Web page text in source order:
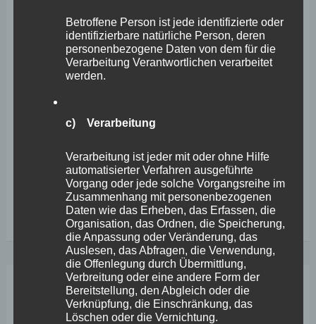
Sondersitzung zur Feststellung der Anwendbarkeit von
§28a Abs. 1 bis 6 des Infektionschutzgegsetzes (IfSG)
der Landesregierung Rheinland-Pfalz die
Rechtsgrundlage an die Hand gegeben, nach der diese
nun Corona-Regeln treffen kann. Stephan Wefelscheid,
MdL, Parlamentarischer Geschäftsführer der FREIE
Antrag ebenso wie SPD, Grüne,
Plenarsitzung
Wefelscheid
Weiterlesen
Betroffene Person ist jede identifizierte oder
identifizierbare natürliche Person, deren
personenbezogene Daten von dem für die
Verarbeitung Verantwortlichen verarbeitet
werden.
c) Verarbeitung
Verarbeitung ist jeder mit oder ohne Hilfe
automatisierter Verfahren ausgeführte
Vorgang oder jede solche Vorgangsreihe im
Zusammenhang mit personenbezogenen
Daten wie das Erheben, das Erfassen, die
Organisation, das Ordnen, die Speicherung,
die Anpassung oder Veränderung, das
Auslesen, das Abfragen, die Verwendung,
die Offenlegung durch Übermittlung,
Verbreitung oder eine andere Form der
Bereitstellung, den Abgleich oder die
Verknüpfung, die Einschränkung, das
Löschen oder die Vernichtung.